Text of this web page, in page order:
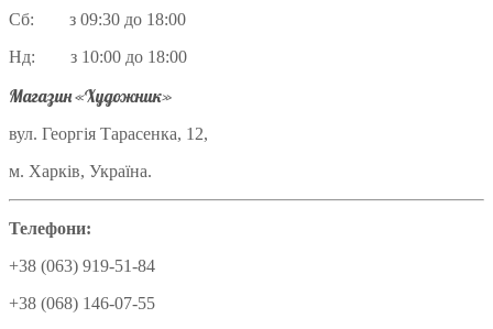
Сб: з 09:30 до 18:00
Нд: з 10:00 до 18:00
Магазин «Художник»
вул. Георгія Тарасенка, 12,
м. Харків, Україна.
Телефони:
+38 (063) 919-51-84
+38 (068) 146-07-55